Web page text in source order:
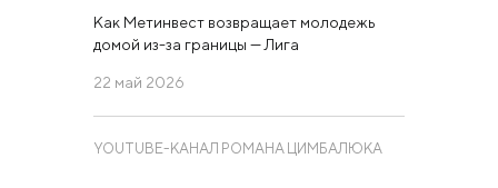
Как Метинвест возвращает молодежь
домой из-за границы — Лига
22 май 2026
YOUTUBE-КАНАЛ РОМАНА ЦИМБАЛЮКА